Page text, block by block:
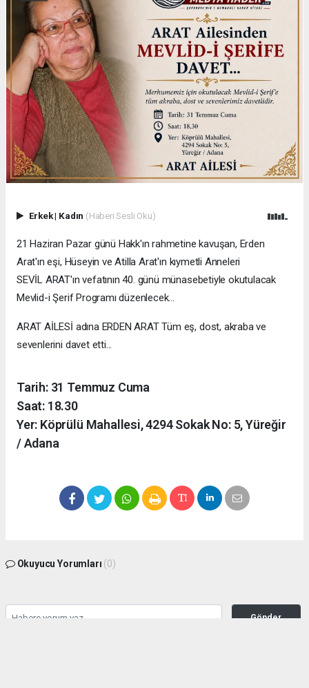
Erkek| Kadın (Haberi Sesli Oku)
21 Haziran Pazar günü Hakk'ın rahmetine kavuşan, Erden
Arat'ın eşi, Hüseyin ve Atilla Arat'ın kıymetli Anneleri
SEVİL ARAT'ın vefatının 40. günü münasebetiyle okutulacak
Mevlid-i Şerif Programı düzenlecek…
ARAT AİLESİ adına ERDEN ARAT Tüm eş, dost, akraba ve
sevenlerini davet etti...
Tarih: 31 Temmuz Cuma
Saat: 18.30
Yer: Köprülü Mahallesi, 4294 Sokak No: 5, Yüreğir
/ Adana
Okuyucu Yorumları (0)
Gönder